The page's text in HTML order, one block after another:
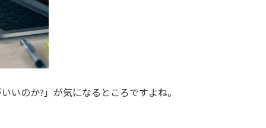
いのか?」が気になるところですよね。